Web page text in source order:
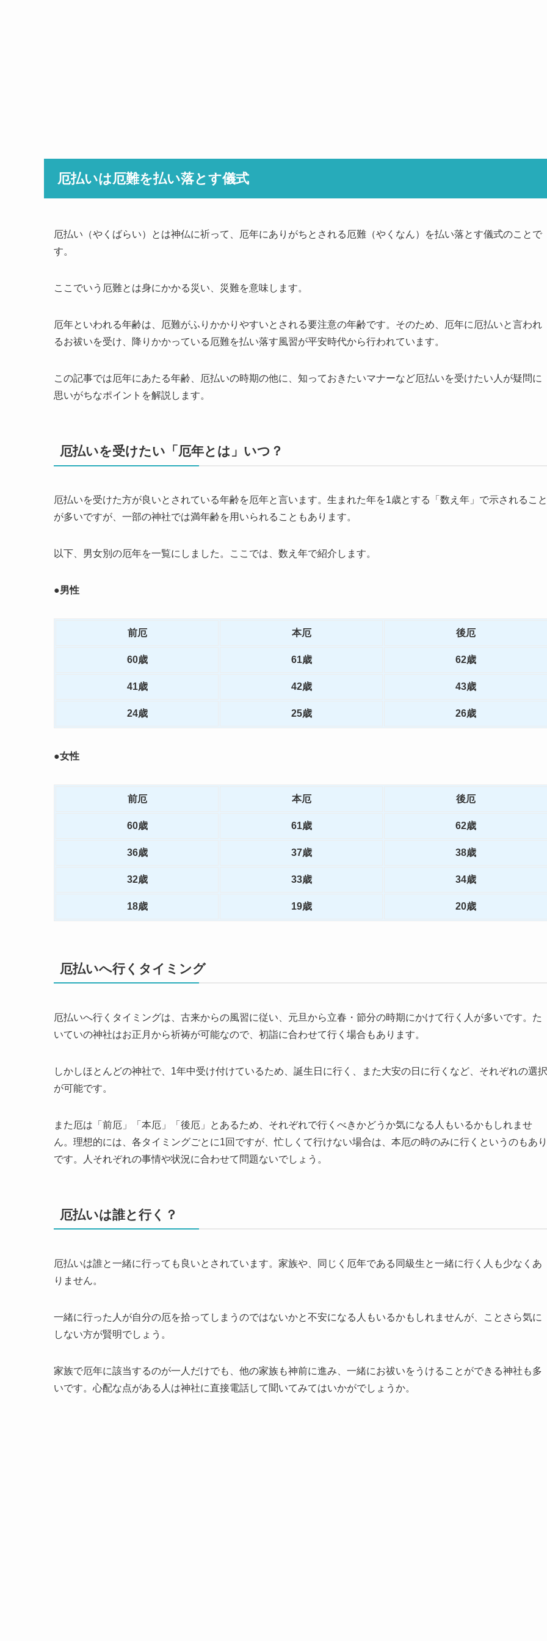
厄払いは厄難を払い落とす儀式
厄払い（やくばらい）とは神仏に祈って、厄年にありがちとされる厄難（やくなん）を払い落とす儀式のことで
す。
ここでいう厄難とは身にかかる災い、災難を意味します。
厄年といわれる年齢は、厄難がふりかかりやすいとされる要注意の年齢です。そのため、厄年に厄払いと言われ
るお祓いを受け、降りかかっている厄難を払い落す風習が平安時代から行われています。
この記事では厄年にあたる年齢、厄払いの時期の他に、知っておきたいマナーなど厄払いを受けたい人が疑問に
思いがちなポイントを解説します。
厄払いを受けたい「厄年とは」いつ？
厄払いを受けた方が良いとされている年齢を厄年と言います。生まれた年を1歳とする「数え年」で示されること
が多いですが、一部の神社では満年齢を用いられることもあります。
以下、男女別の厄年を一覧にしました。ここでは、数え年で紹介します。
●男性
前厄 本厄 後厄
60歳 61歳 62歳
41歳 42歳 43歳
24歳 25歳 26歳
●女性
前厄 本厄 後厄
60歳 61歳 62歳
36歳 37歳 38歳
32歳 33歳 34歳
18歳 19歳 20歳
厄払いへ行く タイミング
厄払いへ行くタイミングは、古来からの風習に従い、元旦から立春・節分の時期にかけて行く人が多いです。た
いていの神社はお正月から祈祷が可能なので、初詣に合わせて行く場合もあります。
しかしほとんどの神社で、1年中受け付けているため、誕生日に行く、また大安の日に行くなど、それぞれの選択
が可能です。
また厄は「前厄」「本厄」「後厄」とあるため、それぞれで行くべきかどうか気になる人もいるかもしれませ
ん。理想的には、各タイミングごとに1回ですが、忙しくて行けない場合は、本厄の時のみに行くというのもあり
です。人それぞれの事情や状況に合わせて問題ないでしょう。
厄払いは誰と行く？
厄払いは誰と一緒に行っても良いとされています。家族や、同じく厄年である同級生と一緒に行く人も少なくあ
りません。
一緒に行った人が自分の厄を拾ってしまうのではないかと不安になる人もいるかもしれませんが、ことさら気に
しない方が賢明でしょう。
家族で厄年に該当するのが一人だけでも、他の家族も神前に進み、一緒にお祓いをうけることができる神社も多
いです。心配な点がある人は神社に直接電話して聞いてみてはいかがでしょうか。